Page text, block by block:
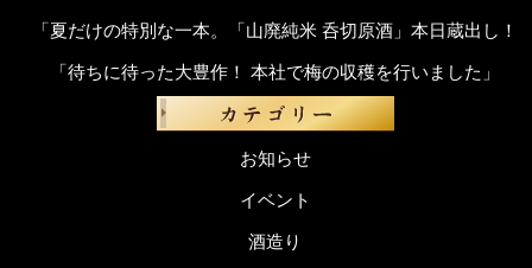
「夏だけの特別な一本。「山廃純米 呑切原酒」本日蔵出し！
「待ちに待った大豊作！ 本社で梅の収穫を行いました」
お知らせ
イベント
酒造り